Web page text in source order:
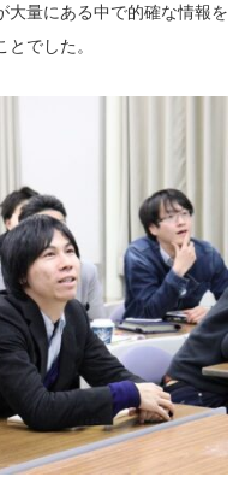
大量にある中で的確な情報を
でした。